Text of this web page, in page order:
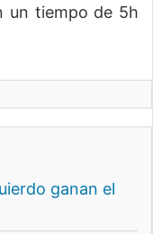
un tiempo de 5h
ganan el